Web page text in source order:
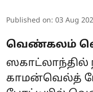
Published on: 03 Aug
வெண்கலம்
காமன்வெல்த்